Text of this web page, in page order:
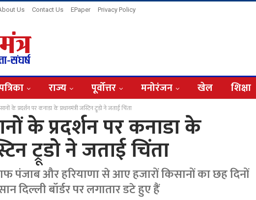
Us Contact Us EPaper Privacy Policy
राज्य पूर्वोत्तर मनोरंजन खेल शिक्षा
के प्रदर्शन पर कनाडा के प्रधानमंत्री जस्टिन ट्रूडो ने जताई चिंता
के प्रदर्शन पर कनाडा के
ट्रूडो ने जताई चिंता
पंजाब और हरियाणा से आए हजारों किसानों का छह दिनों
दिल्ली बॉर्डर पर लगातार डटे हुए हैं